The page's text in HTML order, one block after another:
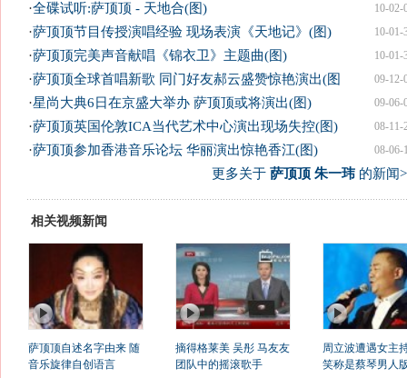
10-02-
·全碟试听:萨顶顶 - 天地合(图)
10-01-
·萨顶顶节目传授演唱经验 现场表演《天地记》(图)
10-01-
·萨顶顶完美声音献唱《锦衣卫》主题曲(图)
09-12-
·萨顶顶全球首唱新歌 同门好友郝云盛赞惊艳演出(图
09-06-
·星尚大典6日在京盛大举办 萨顶顶或将演出(图)
08-11-
·萨顶顶英国伦敦ICA当代艺术中心演出现场失控(图)
08-06-
·萨顶顶参加香港音乐论坛 华丽演出惊艳香江(图)
更多关于 萨顶顶 朱一玮的新闻
相关视频新闻
萨顶顶自述名字由来 随
音乐旋律自创语言
摘得格莱美 吴彤 马友友
团队中的摇滚歌手
周立波遭遇女主
笑称是蔡琴男人